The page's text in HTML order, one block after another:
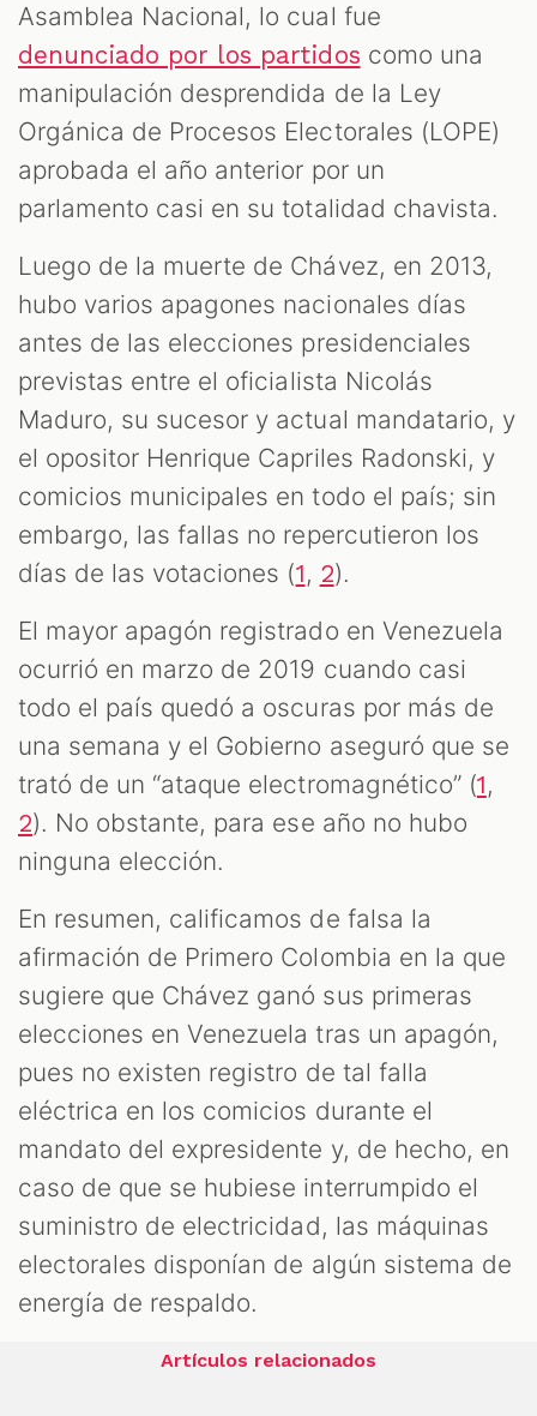
Asamblea Nacional, lo cual fue
denunciado por los partidos como una
manipulación desprendida de la Ley
Orgánica de Procesos Electorales (LOPE)
aprobada el año anterior por un
parlamento casi en su totalidad chavista.
Luego de la muerte de Chávez, en 2013,
hubo varios apagones nacionales días
antes de las elecciones presidenciales
previstas entre el oficialista Nicolás
Maduro, su sucesor y actual mandatario, y
el opositor Henrique Capriles Radonski, y
comicios municipales en todo el país; sin
embargo, las fallas no repercutieron los
días de las votaciones (1, 2).
El mayor apagón registrado en Venezuela
ocurrió en marzo de 2019 cuando casi
todo el país quedó a oscuras por más de
una semana y el Gobierno aseguró que se
trató de un “ataque electromagnético” (1,
2). No obstante, para ese año no hubo
ninguna elección.
En resumen, calificamos de falsa la
afirmación de Primero Colombia en la que
sugiere que Chávez ganó sus primeras
elecciones en Venezuela tras un apagón,
pues no existen registro de tal falla
eléctrica en los comicios durante el
mandato del expresidente y, de hecho, en
caso de que se hubiese interrumpido el
suministro de electricidad, las máquinas
electorales disponían de algún sistema de
energía de respaldo.
Artículos relacionados